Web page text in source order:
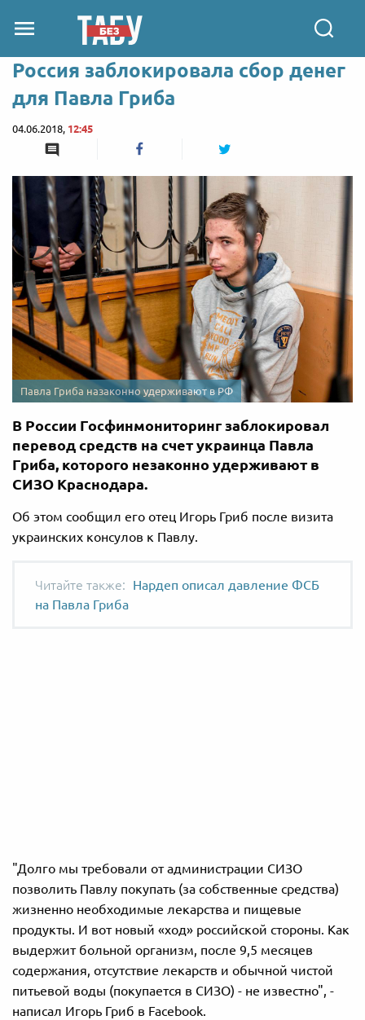
Россия заблокировала сбор денег
для Павла Гриба
04.06.2018, 12:45
Павла Гриба назаконно удерживают в РФ
В России Госфинмониторинг заблокировал
перевод средств на счет украинца Павла
Гриба, которого незаконно удерживают в
СИЗО Краснодара.
Об этом сообщил его отец Игорь Гриб после визита
украинских консулов ​​к Павлу.
Нардеп описал давление ФСБ
на Павла Гриба
"Долго мы требовали от администрации СИЗО
позволить Павлу покупать (за собственные средства)
жизненно необходимые лекарства и пищевые
продукты. И вот новый «ход» российской стороны. Как
выдержит больной организм, после 9,5 месяцев
содержания, отсутствие лекарств и обычной чистой
питьевой воды (покупается в СИЗО) - не известно", -
написал Игорь Гриб в Facebook.